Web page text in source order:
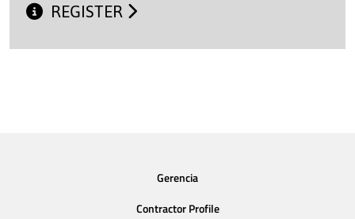
REGISTER
Gerencia
Contractor Profile